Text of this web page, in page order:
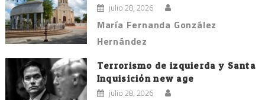
julio 28, 2026
María Fernanda González
Hernández
Terrorismo de izquierda y Santa
Inquisición new age
julio 28, 2026